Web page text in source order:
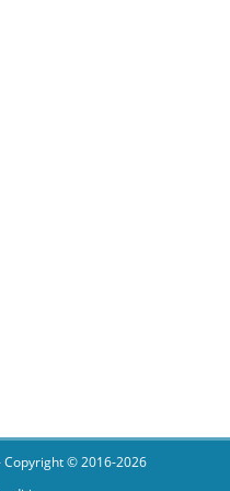
Copyright © 2016-2026